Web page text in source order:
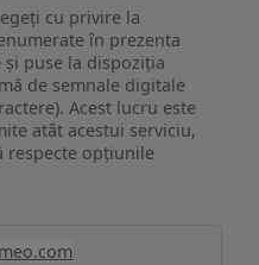
cu privire la
în prezenta
puse la dispoziția
de semnale digitale
Acest lucru este
atât acestui serviciu,
respecte opțiunile